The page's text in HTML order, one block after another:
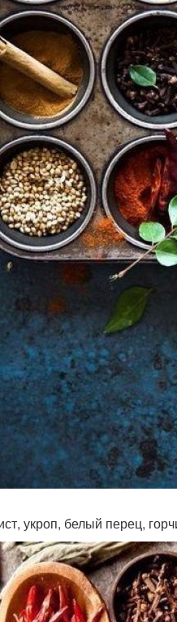
укроп, белый перец,